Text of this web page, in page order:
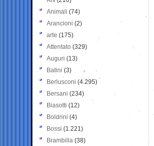
Animali (74)
Arancioni (2)
arte (175)
Attentato (329)
Auguri (13)
Batini (3)
Berlusconi (4.295)
Bersani (234)
Biasotti (12)
Boldrini (4)
Bossi (1.221)
Brambilla (38)